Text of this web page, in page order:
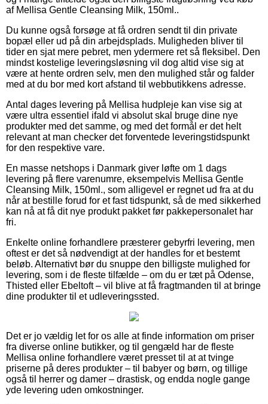
af Mellisa Gentle Cleansing Milk, 150ml..
Du kunne også forsøge at få ordren sendt til din private
bopæl eller ud på din arbejdsplads. Muligheden bliver til
tider en sjat mere pebret, men ydermere ret så fleksibel. Den
mindst kostelige leveringsløsning vil dog altid vise sig at
være at hente ordren selv, men den mulighed står og falder
med at du bor med kort afstand til webbutikkens adresse.
Antal dages levering på Mellisa hudpleje kan vise sig at
være ultra essentiel ifald vi absolut skal bruge dine nye
produkter med det samme, og med det formål er det helt
relevant at man checker det forventede leveringstidspunkt
for den respektive vare.
En masse netshops i Danmark giver løfte om 1 dags
levering på flere varenumre, eksempelvis Mellisa Gentle
Cleansing Milk, 150ml., som alligevel er regnet ud fra at du
når at bestille forud for et fast tidspunkt, så de med sikkerhed
kan nå at få dit nye produkt pakket før pakkepersonalet har
fri.
Enkelte online forhandlere præsterer gebyrfri levering, men
oftest er det så nødvendigt at der handles for et bestemt
beløb. Alternativt bør du snuppe den billigste mulighed for
levering, som i de fleste tilfælde – om du er tæt på Odense,
Thisted eller Ebeltoft – vil blive at få fragtmanden til at bringe
dine produkter til et udleveringssted.
Det er jo vældig let for os alle at finde information om priser
fra diverse online butikker, og til gengæld har de fleste
Mellisa online forhandlere været presset til at at tvinge
priserne på deres produkter – til babyer og børn, og tillige
også til herrer og damer – drastisk, og endda nogle gange
yde levering uden omkostninger.